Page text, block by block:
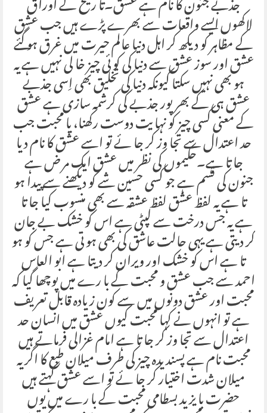
لاکھوں ایسے واقعات سے بھرے پڑے ہیں جب عشق
کے مظاہر کو دیکھ کر اہل دنیا عالم حیرت میں غرق ہو گئے
عشق اور سوز عشق سے دنیا کی کو ئی چیز خا لی نہیں ہے یہ
ہو بھی نہیں سکتا کیونکہ دنیا کی تخلیق بھی اِسی جذبے
عشق ہی کے بھر پور جذبے کی کرشمہ سازی ہے عشق
کے معنی کسی چیز کو نہا یت دوست رکھنا، یا محبت جب
حد اعتدال سے تجا وز کر جا ئے تو اسے عشق کا نام دیا
جا تا ہے۔حکیموں کی نظر میں عشق ایک مر ض ہے
جنون کی قسم ہے جو کسی حسین شے کو دیکھنے سے پیدا ہو
تا ہے یہ لفظ عشق لفظ عشقہ سے بھی منسوب کیا جا تا
ہے یہ جس درخت سے لپٹی ہے اس کو خشک بے جان
کر دیتی ہے یہی حالت عاشق کی بھی ہو تی ہے جس کو ہو
تا ہے اس کو خشک اور ویران کر دیتا ہے ابو العاس
احمد سے جب عشق و محبت کے با رے میں پوچھا گیا کہ
محبت اور عشق دونوں میں سے کون زیادہ قابل تعریف
ہے تو انہوں نے کہا محبت کیوں عشق میں انسان حد
اعتدال سے تجا وز کر جا تا ہے امام غزالی فرماتے ہیں
محبت نام ہے پسندیدہ چیز کی طرف میلان طبع کا اگر یہ
میلان شدت اختیار کر جا ئے تو اسے عشق کہتے ہیں
حضرت با یزید بسطامی محبت کے با رے میں یوں